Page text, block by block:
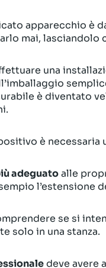
apparecchio è
mai, lasciandolo
una
è diventato
è necessaria
adeguatoalle
l’estensione
se si
solo in una stanza.
deve avere